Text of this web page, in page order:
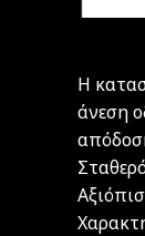
Η
άνεση